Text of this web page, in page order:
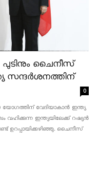
പുടിനും ചൈനീസ്
സന്ദർശനത്തിന്
0
വേദിയാകാൻ ഇന്ത്യ
വഹിക്കുന്ന ഇന്ത്യയിലേക്ക് റഷ്യൻ
ഉറപ്പായിക്കഴിഞ്ഞു. ചൈനീസ്